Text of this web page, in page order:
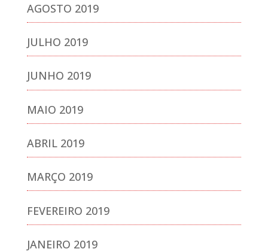
AGOSTO 2019
JULHO 2019
JUNHO 2019
MAIO 2019
ABRIL 2019
MARÇO 2019
FEVEREIRO 2019
JANEIRO 2019